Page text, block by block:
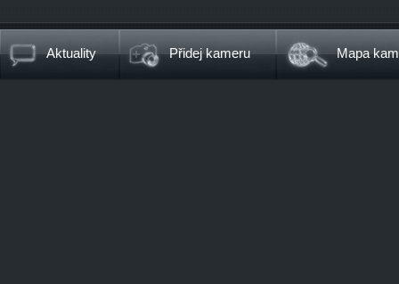
Aktuality Přidej kameru Mapa